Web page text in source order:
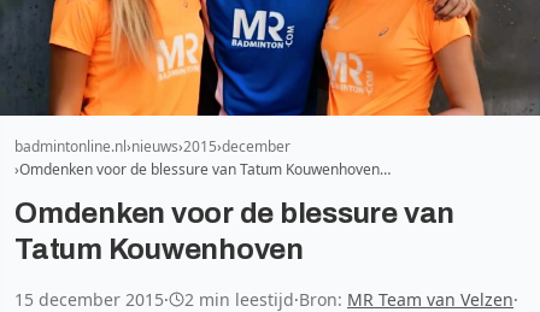
badmintonline.nl nieuws 2015 december
Omdenken voor de blessure van Tatum Kouwenhoven…
Omdenken voor de blessure van
Tatum Kouwenhoven
15 december 2015· 2 min leestijd·Bron: MR Team van Velzen·